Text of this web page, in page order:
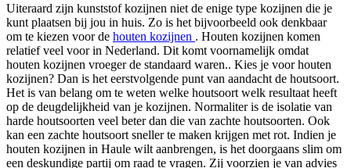
Uiteraard zijn kunststof kozijnen niet de enige type kozijnen die je
kunt plaatsen bij jou in huis. Zo is het bijvoorbeeld ook denkbaar
om te kiezen voor de houten kozijnen . Houten kozijnen komen
relatief veel voor in Nederland. Dit komt voornamelijk omdat
houten kozijnen vroeger de standaard waren.. Kies je voor houten
kozijnen? Dan is het eerstvolgende punt van aandacht de houtsoort.
Het is van belang om te weten welke houtsoort welk resultaat heeft
op de deugdelijkheid van je kozijnen. Normaliter is de isolatie van
harde houtsoorten veel beter dan die van zachte houtsoorten. Ook
kan een zachte houtsoort sneller te maken krijgen met rot. Indien je
houten kozijnen in Haule wilt aanbrengen, is het doorgaans slim om
een deskundige partij om raad te vragen. Zij voorzien je van advies